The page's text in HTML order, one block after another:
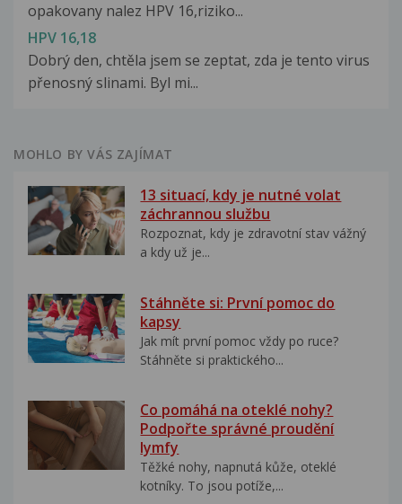
opakovany nalez HPV 16,riziko...
HPV 16,18
Dobrý den, chtěla jsem se zeptat, zda je tento virus
přenosný slinami. Byl mi...
MOHLO BY VÁS ZAJÍMAT
13 situací, kdy je nutné volat
záchrannou službu
Rozpoznat, kdy je zdravotní stav vážný
a kdy už je...
Stáhněte si: První pomoc do
kapsy
Jak mít první pomoc vždy po ruce?
Stáhněte si praktického...
Co pomáhá na oteklé nohy?
Podpořte správné proudění
lymfy
Těžké nohy, napnutá kůže, oteklé
kotníky. To jsou potíže,...